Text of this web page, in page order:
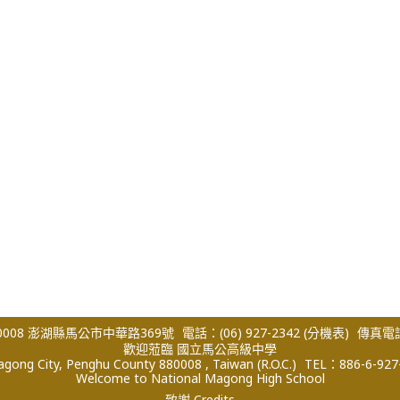
澎湖縣馬公市中華路369號 電話：(06) 927-2342 (分機表) 傳真電
歡迎蒞臨 國立馬公高級中學
City, Penghu County 880008 , Taiwan (R.O.C.) TEL：886-6-
Welcome to National Magong High School